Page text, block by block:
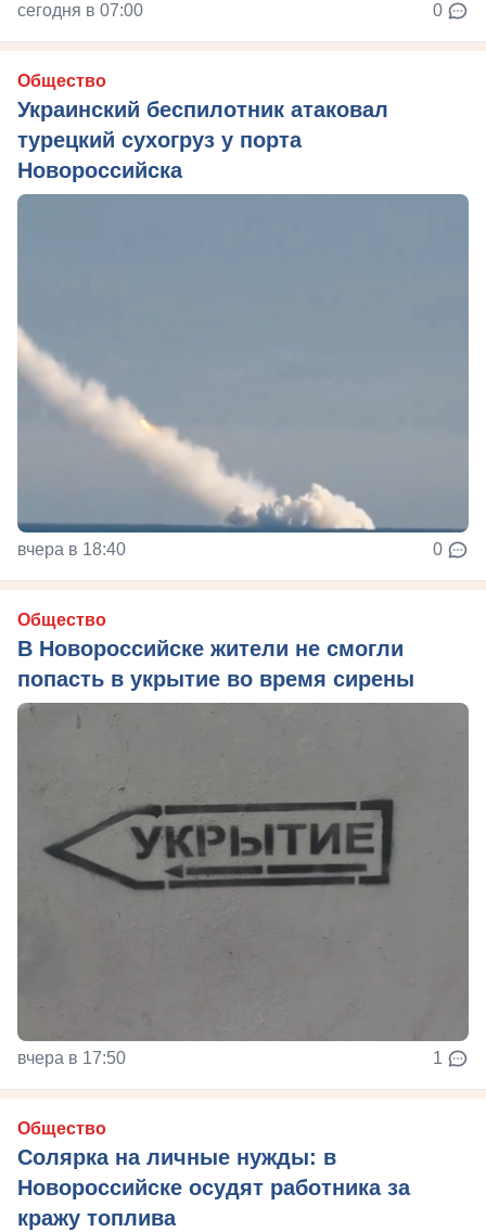
сегодня в 07:00 0
Общество
Украинский беспилотник атаковал
турецкий сухогруз у порта
Новороссийска
вчера в 18:40 0
Общество
В Новороссийске жители не смогли
попасть в укрытие во время сирены
вчера в 17:50 1
Общество
Солярка на личные нужды: в
Новороссийске осудят работника за
кражу топлива